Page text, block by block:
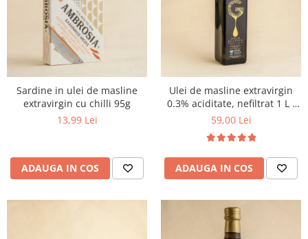
Sardine in ulei de masline
extravirgin cu chilli 95g
13,99 Lei
ADAUGA IN COS
Ulei de masline extravirgin
0.3% aciditate, nefiltrat 1 L -
presat la rece
59,00 Lei
ADAUGA IN COS